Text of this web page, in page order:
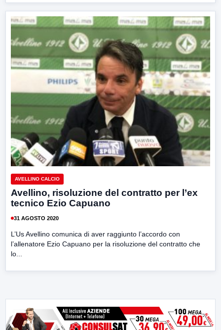
AVELLINO CALCIO
Avellino, risoluzione del contratto per l’ex
tecnico Ezio Capuano
31 AGOSTO 2020
L’Us Avellino comunica di aver raggiunto l’accordo con
l’allenatore Ezio Capuano per la risoluzione del contratto che
lo...